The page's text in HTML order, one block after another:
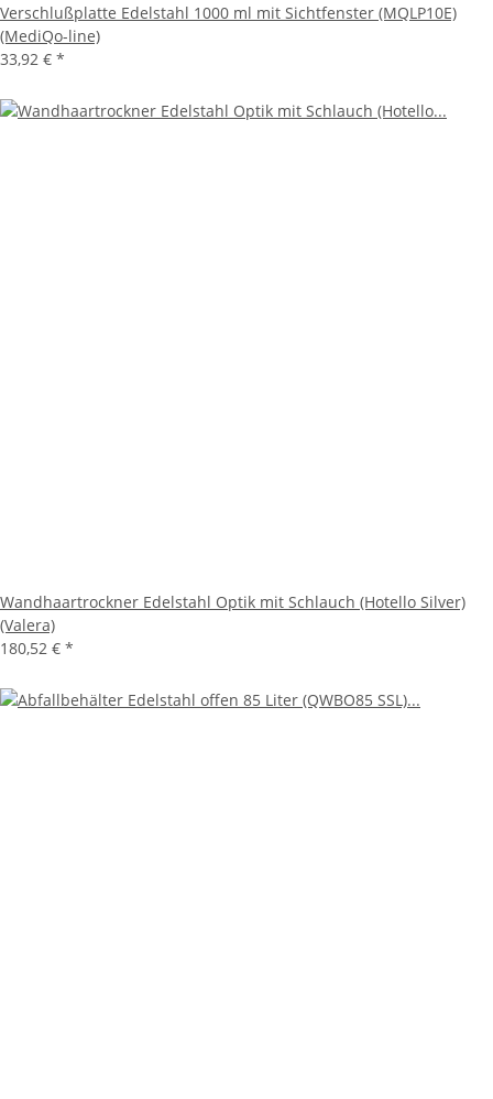
Verschlußplatte Edelstahl 1000 ml mit Sichtfenster (MQLP10E)
(MediQo-line)
33,92 € *
Wandhaartrockner Edelstahl Optik mit Schlauch (Hotello Silver)
(Valera)
180,52 € *